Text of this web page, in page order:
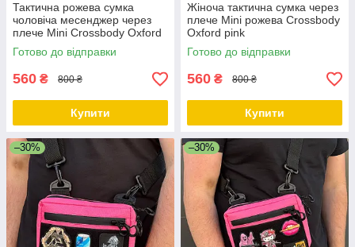
Тактична рожева сумка
чоловіча месенджер через
плече Mini Crossbody Oxford
600D
Готово до відправки
560 ₴ 800 ₴
Купити
Жіноча тактична сумка через
плече Mini рожева Crossbody
Oxford pink
Готово до відправки
560 ₴ 800 ₴
Купити
–30% –30%